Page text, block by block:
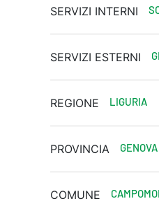
SERVIZI INTERNI
SERVIZI ESTERNI
REGIONE LIGURIA
PROVINCIA GENOVA
COMUNE